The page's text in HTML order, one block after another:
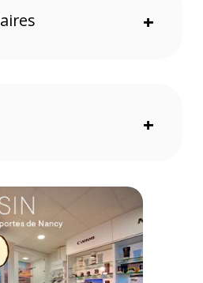
2 sangles de transport externes
kg
15L
Cord Hook™ longues
inclus.
+
+